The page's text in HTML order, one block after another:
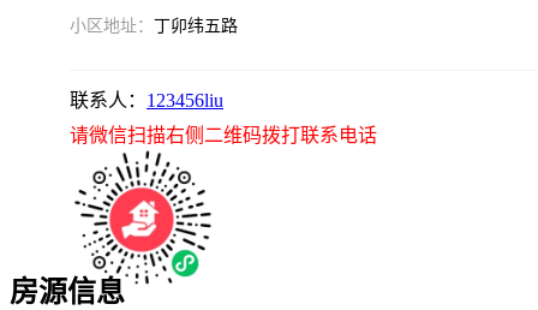
小区地址： 丁卯纬五路
联系人： 123456liu
请微信扫描右侧二维码拨打联系电话
房源信息